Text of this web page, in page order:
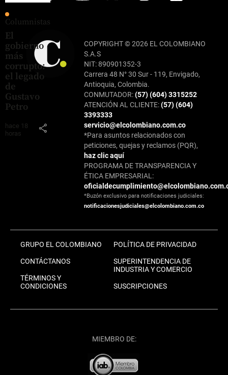
Columnistas
El
gobierno
más
corrupto:
el legado
de
Gustavo
Petro
hace 18
horas
share
COPYRIGHT © 2026 EL COLOMBIANO
S.A.S
NIT: 890901352-3
Carrera 48 N° 30 Sur - 119, Envigado,
Antioquia, Colombia.
CONMUTADOR:(57) (604) 3315252
ATENCIÓN AL CLIENTE:(57) (604)
3393333
servicio@elcolombiano.com.co
*Para asuntos relacionados con
peticiones, quejas y reclamos (PQR),
haz clic aquí
PROGRAMA DE TRANSPARENCIA Y
ÉTICA EMPRESARIAL:
*Buzón exclusivo para notificaciones judiciales:
notificacionesjudiciales@elcolombiano.com.co
GRUPO EL COLOMBIANO
CONTÁCTANOS
TÉRMINOS Y
CONDICIONES
POLÍTICA DE PRIVACIDAD
SUPERINTENDENCIA DE
INDUSTRIA Y COMERCIO
SUSCRIPCIONES
MIEMBRO DE: